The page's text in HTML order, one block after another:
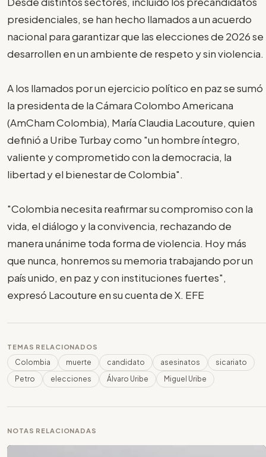
presidenciales, se han hecho llamados a un acuerdo
nacional para garantizar que las elecciones de 2026 se
desarrollen en un ambiente de respeto y sin violencia.
A los llamados por un ejercicio político en paz se sumó
la presidenta de la Cámara Colombo Americana
(AmCham Colombia), María Claudia Lacouture, quien
definió a Uribe Turbay como "un hombre íntegro,
valiente y comprometido con la democracia, la
libertad y el bienestar de Colombia".
"Colombia necesita reafirmar su compromiso con la
vida, el diálogo y la convivencia, rechazando de
manera unánime toda forma de violencia. Hoy más
que nunca, honremos su memoria trabajando por un
país unido, en paz y con instituciones fuertes",
expresó Lacouture en su cuenta de X. EFE
TEMAS RELACIONADOS
Colombia muerte candidato asesinatos
sicariato
Petro
elecciones Álvaro Uribe Miguel Uribe
NOTAS RELACIONADAS